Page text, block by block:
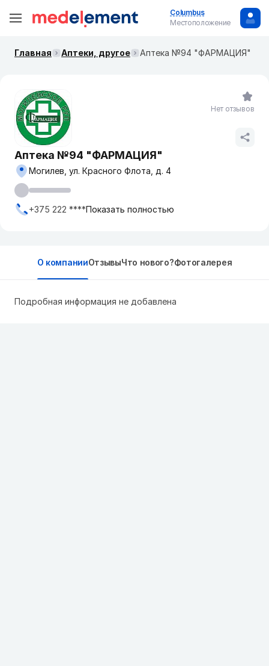
Columbus
Местоположение
Главная Аптеки, другое Аптека №94 "ФАРМАЦИЯ"
Аптека №94 "ФАРМАЦИЯ"
Могилев, ул. Красного Флота, д. 4
+375 222 ****Показать полностью
Нет отзывов
О компанииОтзывыЧто нового?Фотогалерея
Подробная информация не добавлена